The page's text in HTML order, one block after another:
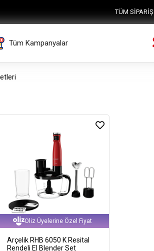
TÜM
Tüm Kampanyalar
Oliz Üyelerine Özel Fiyat
Arçelik RHB 6050 K Resital
Rendeli El Blender Set